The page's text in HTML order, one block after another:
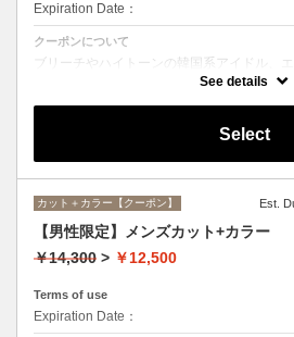
Expiration Date：
クーポンについて
ブリーチやハイトーンの韓国系アイドル、
女も夢中！全ての世代、髪質、メニューに
See details
Select
カット＋カラー【クーポン】 Est.
【男性限定】メンズカット+カラー
￥14,300 > ￥12,500
Terms of use
Expiration Date：